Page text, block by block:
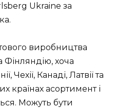
Ukraine за
виробництва
Фінляндію, хоча
Чехії, Канаді, Латвії та
країнах асортимент і
Можуть бути